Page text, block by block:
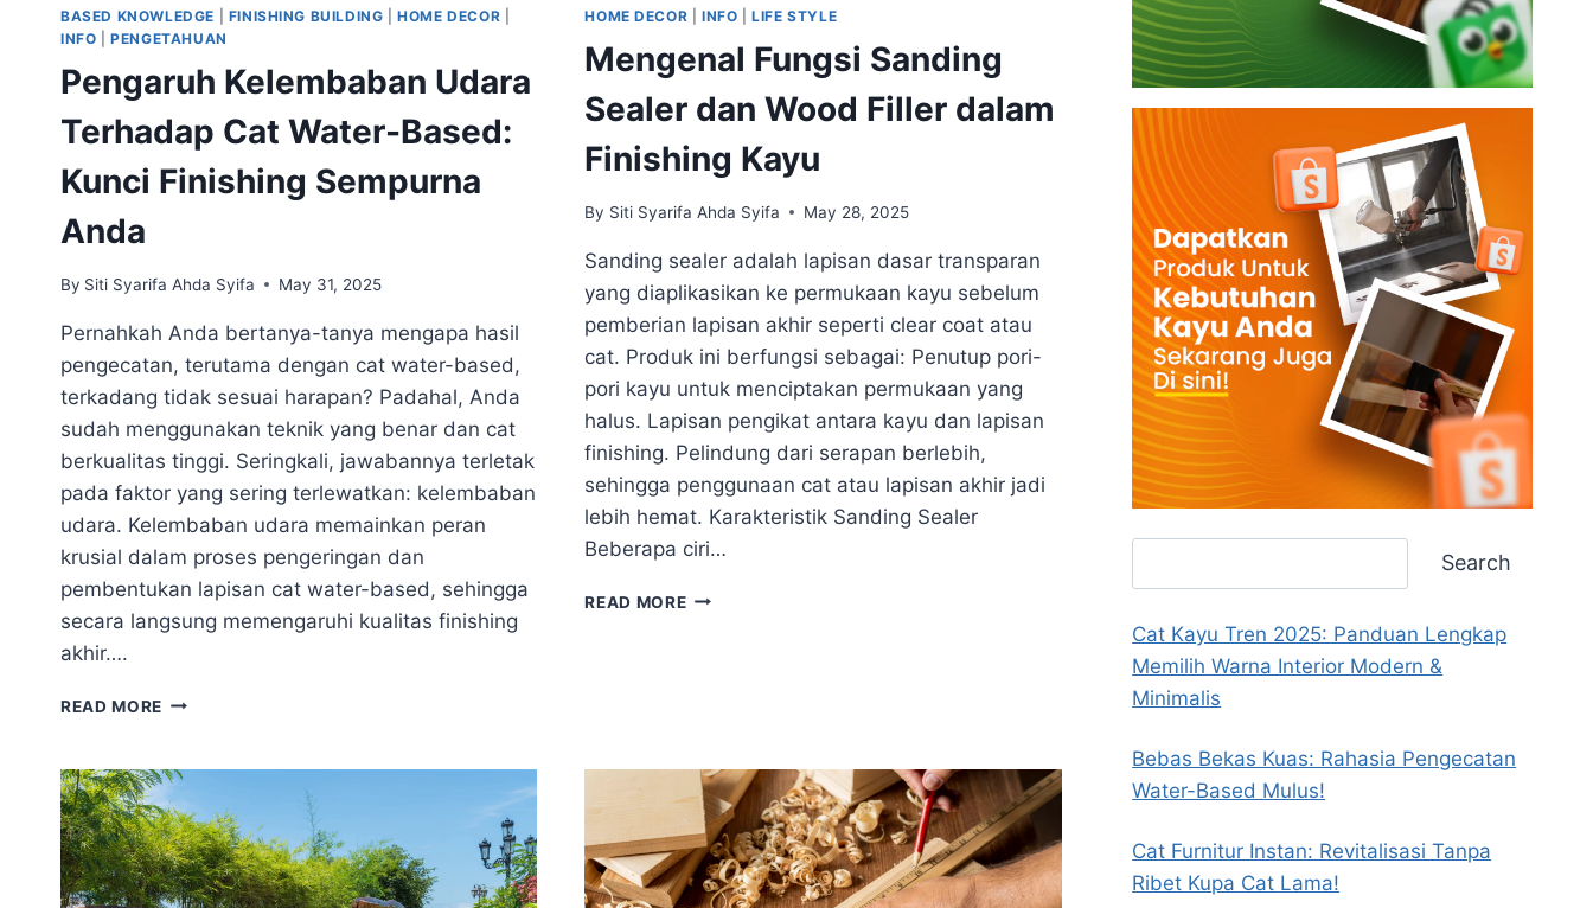
BASED KNOWLEDGE FINISHING BUILDING |HOME DECOR
INFO |PENGETAHUAN
Pengaruh Kelembaban Udara
Terhadap Cat Water-Based:
Kunci Finishing Sempurna
Anda
By Siti Syarifa Ahda Syifa May 31, 2025
Pernahkah Anda bertanya-tanya mengapa hasil
pengecatan, terutama dengan cat water-based,
terkadang tidak sesuai harapan? Padahal, Anda
sudah menggunakan teknik yang benar dan cat
berkualitas tinggi. Seringkali, jawabannya terletak
pada faktor yang sering terlewatkan: kelembaban
udara. Kelembaban udara memainkan peran
krusial dalam proses pengeringan dan
pembentukan lapisan cat water-based, sehingga
secara langsung memengaruhi kualitas finishing
akhir….
READ MORE PENGARUH
TERHADAP
CAT
WATER-
BASED:
KUNCI
FINISHING
HOME DECOR |INFO |LIFE STYLE
Mengenal Fungsi Sanding
Sealer dan Wood Filler dalam
Finishing Kayu
By Siti Syarifa Ahda Syifa May 28, 2025
Sanding sealer adalah lapisan dasar transparan
yang diaplikasikan ke permukaan kayu sebelum
pemberian lapisan akhir seperti clear coat atau
cat. Produk ini berfungsi sebagai: Penutup pori-
pori kayu untuk menciptakan permukaan yang
halus. Lapisan pengikat antara kayu dan lapisan
finishing. Pelindung dari serapan berlebih,
sehingga penggunaan cat atau lapisan akhir jadi
lebih hemat. Karakteristik Sanding Sealer
Beberapa ciri…
READ MOREMENGENAL
DALAM
FINISHING
KAYU
Search
Cat Kayu Tren 2025: Panduan Lengkap
Memilih Warna Interior Modern &
Minimalis
Bebas Bekas Kuas: Rahasia Pengecatan
Water-Based Mulus!
Cat Furnitur Instan: Revitalisasi Tanpa
Ribet Kupa Cat Lama!